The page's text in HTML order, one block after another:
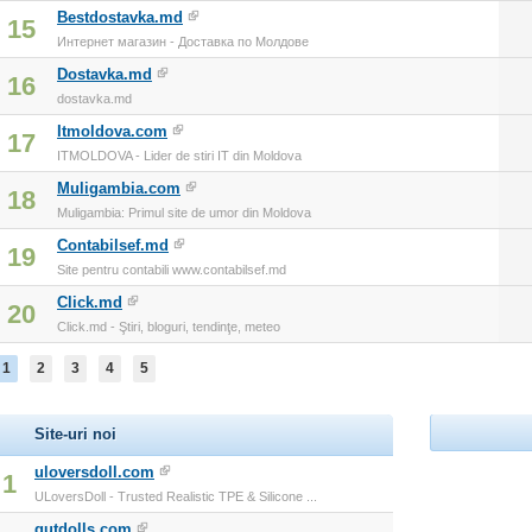
15 Bestdostavka.md
Интернет магазин - Доставка по Молдове
16 Dostavka.md
dostavka.md
17 Itmoldova.com
ITMOLDOVA - Lider de stiri IT din Moldova
18 Muligambia.com
Muligambia: Primul site de umor din Moldova
19 Contabilsef.md
Site pentru contabili www.contabilsef.md
20 Click.md
Click.md - Ştiri, bloguri, tendinţe, meteo
1 2 3 4 5
Site-uri noi
1 uloversdoll.com
ULoversDoll - Trusted Realistic TPE & Silicone ...
gutdolls.com